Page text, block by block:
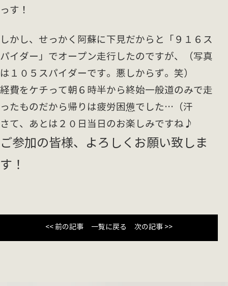
っす！
しかし、せっかく阿蘇に下見だからと「９１６ス
パイダー」でオープン走行したのですが、（写真
は１０５スパイダーです。悪しからず。笑）
経費をケチって朝６時半から終始一般道のみで走
ったものだから帰りは疲労困憊でした…（汗
さて、あとは２０日当日のお楽しみですね♪
ご参加の皆様、よろしくお願い致しま
す！
<< 前の記事 一覧に戻る 次の記事 >>